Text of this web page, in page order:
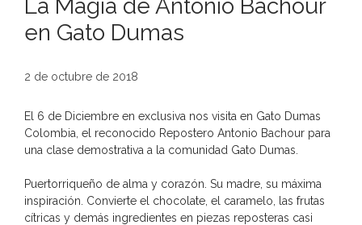
La Magia de Antonio Bachour
en Gato Dumas
2 de octubre de 2018
El 6 de Diciembre en exclusiva nos visita en Gato Dumas
Colombia, el reconocido Repostero Antonio Bachour para
una clase demostrativa a la comunidad Gato Dumas.
Puertorriqueño de alma y corazón. Su madre, su máxima
inspiración. Convierte el chocolate, el caramelo, las frutas
cítricas y demás ingredientes en piezas reposteras casi